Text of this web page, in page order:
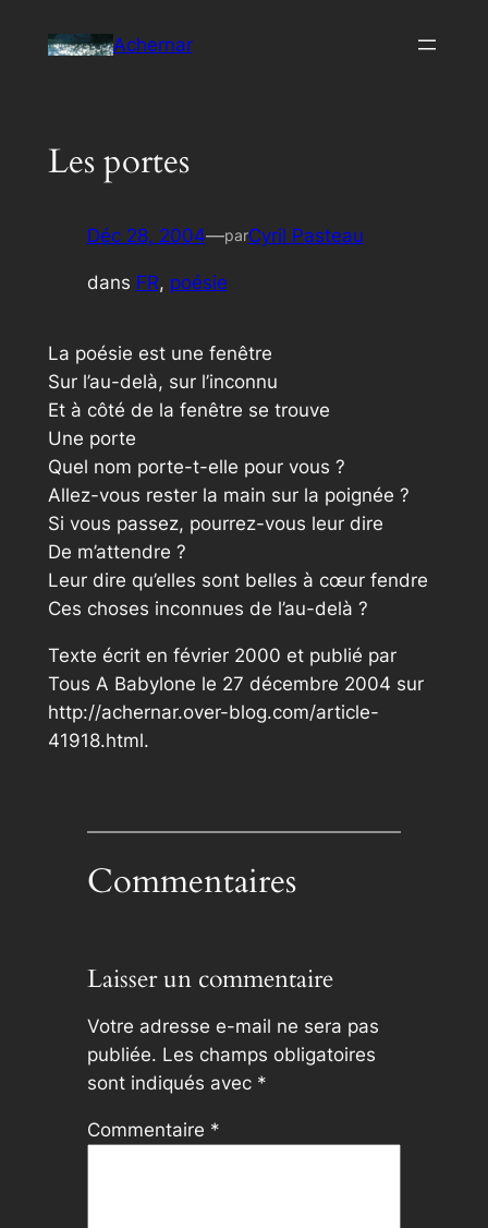
Achernar
Les portes
Déc 28, 2004—parCyril Pasteau
dans FR, poésie
La poésie est une fenêtre
Sur l’au-delà, sur l’inconnu
Et à côté de la fenêtre se trouve
Une porte
Quel nom porte-t-elle pour vous ?
Allez-vous rester la main sur la poignée ?
Si vous passez, pourrez-vous leur dire
De m’attendre ?
Leur dire qu’elles sont belles à cœur fendre
Ces choses inconnues de l’au-delà ?
Texte écrit en février 2000 et publié par
Tous A Babylone le 27 décembre 2004 sur
http://achernar.over-blog.com/article-
41918.html.
Commentaires
Laisser un commentaire
Votre adresse e-mail ne sera pas
publiée. Les champs obligatoires
sont indiqués avec *
Commentaire *